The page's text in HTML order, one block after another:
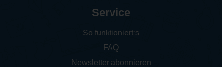
Service
So funktioniert‘s
FAQ
Newsletter abonnieren